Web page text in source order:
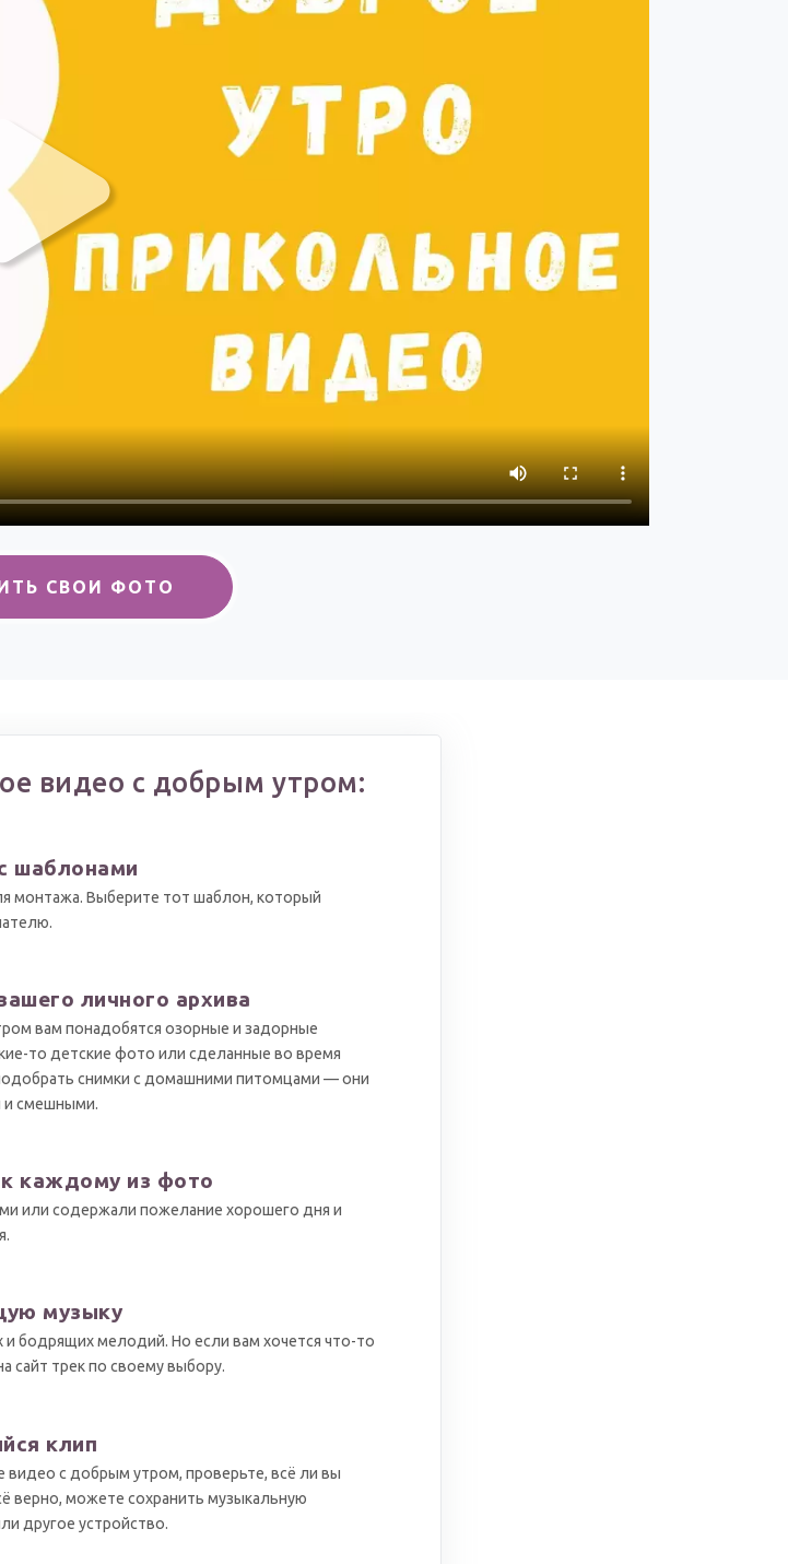
СВОИ ФОТО
видео с добрым утром:
шаблонами
монтажа. Выберите тот шаблон, который
личного архива
вам понадобятся озорные и задорные
то детские фото или сделанные во время
снимки с домашними питомцами — они
и смешными.
каждому из фото
или содержали пожелание хорошего дня и
музыку
бодрящих мелодий. Но если вам хочется что-то
сайт трек по своему выбору.
клип
видео с добрым утром, проверьте, всё ли вы
верно, можете сохранить музыкальную
другое устройство.